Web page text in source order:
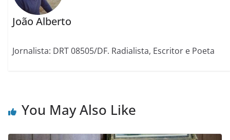
João Alberto
Jornalista: DRT 08505/DF. Radialista, Escritor e Poeta
You May Also Like